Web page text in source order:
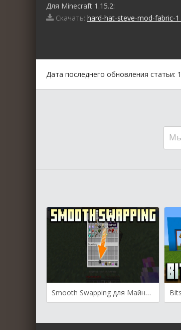
Для Minecraft 1.15.2:
Скачать: hard-hat-steve-mod-fabric-
Дата последнего обновления статьи:
Smooth Swapping для Майнкрафт [1.19.4, 1.19.3, 1.19.2]